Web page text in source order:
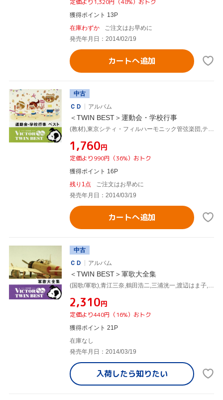
獲得ポイント 13P
在庫わずか
ご注文はお早めに
発売年月日：2014/02/19
カートへ追加
中古
ＣＤ
アルバム
＜TWIN BEST＞運動会・学校行事
¥1,760円
定価より990円（36%）おトク
獲得ポイント 16P
残り1点
ご注文はお早めに
発売年月日：2014/03/19
カートへ追加
中古
ＣＤ
アルバム
＜TWIN BEST＞軍歌大全集
¥2,310円
定価より440円（16%）おトク
獲得ポイント 21P
在庫なし
発売年月日：2014/03/19
入荷したら知りたい